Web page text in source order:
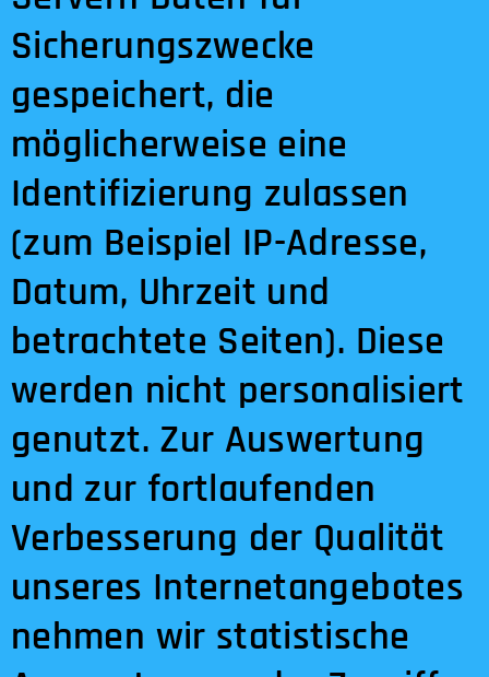
Sicherungszwecke
gespeichert, die
möglicherweise eine
Identifizierung zulassen
(zum Beispiel IP-Adresse,
Datum, Uhrzeit und
betrachtete Seiten). Diese
werden nicht personalisiert
genutzt. Zur Auswertung
und zur fortlaufenden
Verbesserung der Qualität
unseres Internetangebotes
nehmen wir statistische